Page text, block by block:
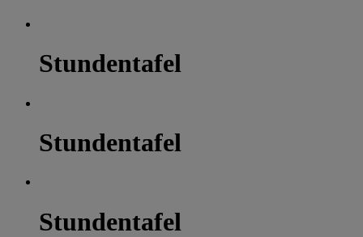
Stundentafel
Stundentafel
Stundentafel